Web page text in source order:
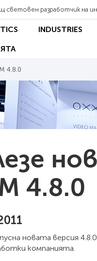
световен разработчик на
INDUSTRIES
4.8.0
4.8.0
новата версия
компанията.